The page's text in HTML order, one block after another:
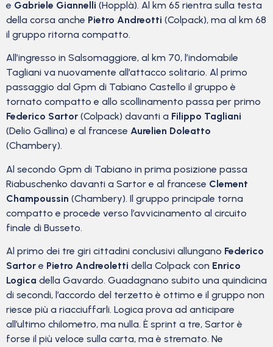
e Gabriele Giannelli (Hopplà). Al km 65 rientra sulla testa
della corsa anche Pietro Andreotti (Colpack), ma al km 68
il gruppo ritorna compatto.
All’ingresso in Salsomaggiore, al km 70, l’indomabile
Tagliani va nuovamente all’attacco solitario. Al primo
passaggio dal Gpm di Tabiano Castello il gruppo è
tornato compatto e allo scollinamento passa per primo
Federico Sartor (Colpack) davanti a Filippo Tagliani
(Delio Gallina) e al francese Aurelien Doleatto
(Chambery).
Al secondo Gpm di Tabiano in prima posizione passa
Riabuschenko davanti a Sartor e al francese Clement
Champoussin (Chambery). Il gruppo principale torna
compatto e procede verso l’avvicinamento al circuito
finale di Busseto.
Al primo dei tre giri cittadini conclusivi allungano Federico
Sartor e Pietro Andreoletti della Colpack con Enrico
Logica della Gavardo. Guadagnano subito una quindicina
di secondi, l’accordo del terzetto è ottimo e il gruppo non
riesce più a riacciuffarli. Logica prova ad anticipare
all’ultimo chilometro, ma nulla. È sprint a tre, Sartor è
forse il più veloce sulla carta, ma è stremato. Ne